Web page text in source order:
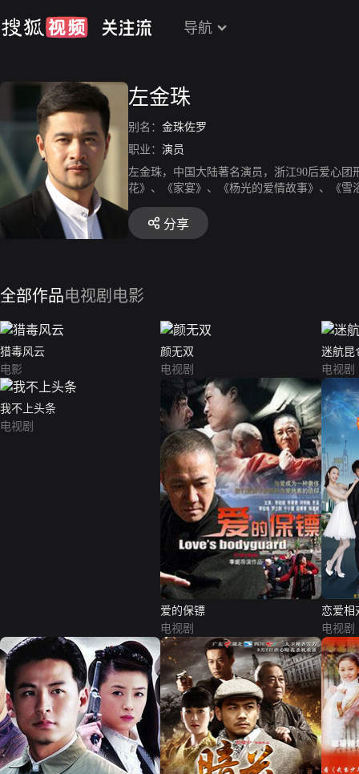
导航
左金珠
别名： 金珠佐罗
职业： 演员
左金珠，中国大陆著名演员，浙江90后爱心
花》、《家宴》、《杨光的爱情故事》、《
水河子歼灭战》等。
分享
全部作品电视剧 电影
猎毒风云
电影
颜无双
电视剧
迷航昆
电视剧
我不上头条
电视剧
爱的保镖
电视剧
恋爱相
电视剧